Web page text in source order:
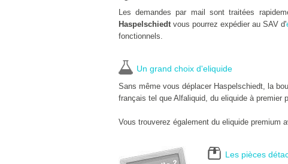
Les demandes par mail sont traitées
Haspelschiedtvous pourrez expédier au SAV d'
fonctionnels.
Un grand choix d'eliquide
Sans même vous déplacer Haspelschiedt, la
français tel que Alfaliquid, du eliquide à premier
Vous trouverez également du eliquide premium
Les pièces